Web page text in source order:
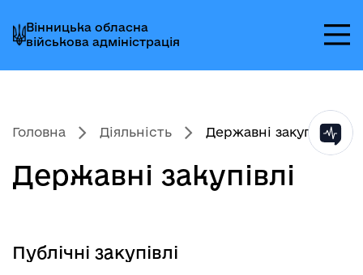
до
головного
меню
до
головного
вмісту
до
головного
колонтитула
Вінницька обласна
військова адміністрація
Головна Діяльність Державні закупівлі
Державні закупівлі
Публічні закупівлі